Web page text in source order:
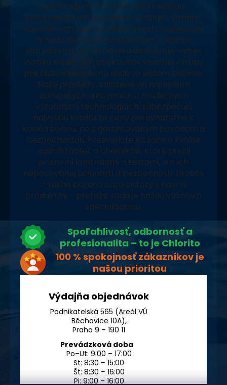
Naša rodinná firma sa pýši tradíciou,
vysokoškolským vzdelaním v oblasti čistiarní
odpadových vôd a vodárenských technológií
a neustálym zdokonaľovaním v oblasti
starostlivosti o vodu. Ponúkame široký výber
vysoko kvalitných prípravkov vlastnej výroby
pre čistú a bezpečnú vodu vo vašom bazéne.
Naše produkty, založené na najlepších
európskych surovinách a moderných
výrobných technológiách, zabezpečujú
najvyššiu kvalitu za ceny porovnateľné s
konkurenciou, no s garantovaným pôvodom a
bezpečnosťou. Presvedčte sa sami o kvalite
našich tabliet a chemikálií, ktoré prešli
prísnymi kontrolami a testami, a o ich
nepochybnej účinnosti a bezpečnosti. Urobte
z vášho bazéna oázu čistoty s našimi
produktmi – pretože voda je našou vášňou a
špecializáciou.
Spoľahlivosť, odbornosť a
profesionalita – to je Chlorito
100 % spokojnosť zákazníkov je
našou prioritou
Výdajňa objednávok
Podnikatelská 565 (Areál VÚ
Běchovice 10A),
Praha 9 – 190 11
Prevádzková doba
Po–Ut: 9:00 – 17:00
St: 8:30 – 15:00
Št: 8:30 – 16:00
Pi: 9:00 – 16:00